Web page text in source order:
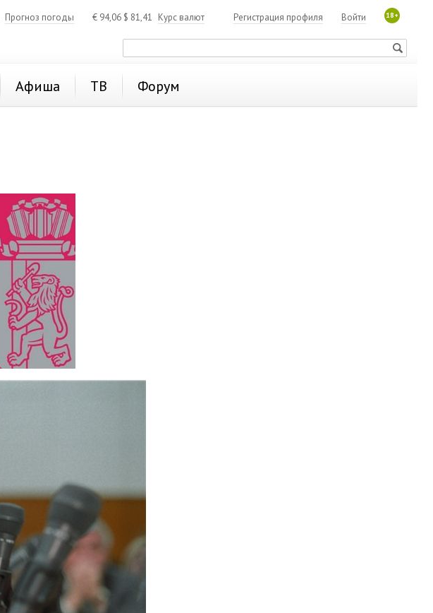
Прогноз погоды € 94,06 $ 81,41 Курс валют 18+
Войти
Регистрация профиля
Афиша ТВ Форум